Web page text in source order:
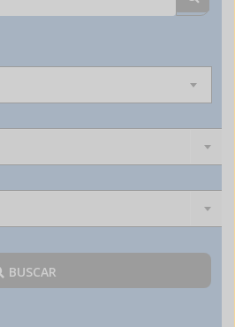
BUSCAR